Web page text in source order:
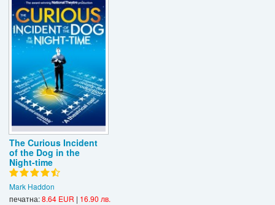
Подаръци
Ваучери
Промоции
Контакти
Вход
Регистрация
The Curious Incident
of the Dog in the
Night-time
Mark Haddon
печатна:8.64 EUR | 16.90 лв.